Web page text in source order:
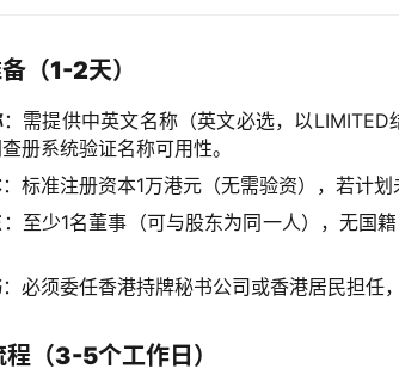
（1-2天）
：需提供中英文名称（英文必选，以
册系统验证名称可用性。
：标准注册资本1万港元（无需验资），若计
：至少1名董事（可与股东为同一人），无国
：必须委任香港持牌秘书公司或香港居民担任
（3-5个工作日）